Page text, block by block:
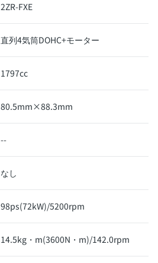
2ZR-FXE
直列4気筒DOHC+モーター
1797cc
80.5mm×88.3mm
--
なし
98ps(72kW)/5200rpm
14.5kg・m(3600N・m)/142.0rpm